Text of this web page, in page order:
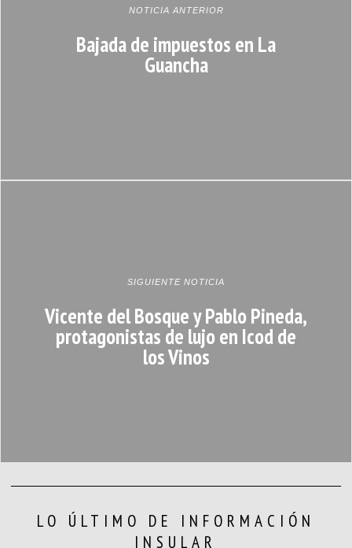
NOTICIA ANTERIOR
Bajada de impuestos en La
Guancha
SIGUIENTE NOTICIA
Vicente del Bosque y Pablo Pineda,
protagonistas de lujo en Icod de
los Vinos
LO ÚLTIMO DE INFORMACIÓN
INSULAR